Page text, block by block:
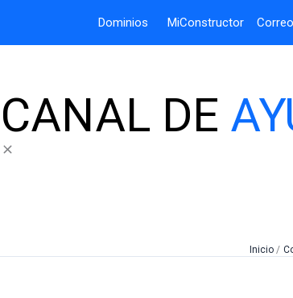
Dominios MiConstructor Correo
CANAL DE
Inicio